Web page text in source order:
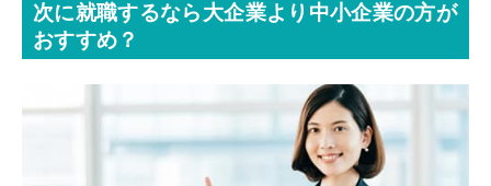
次に就職するなら大企業より中小企業の方が
おすすめ？